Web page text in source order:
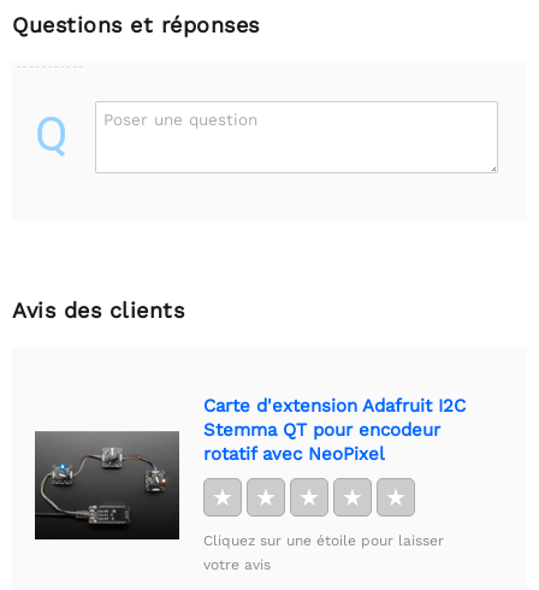
Questions et réponses
Q Poser une question
Avis des clients
Carte d'extension Adafruit I2C
Stemma QT pour encodeur
rotatif avec NeoPixel
★ ★ ★ ★ ★
Cliquez sur une étoile pour laisser
votre avis